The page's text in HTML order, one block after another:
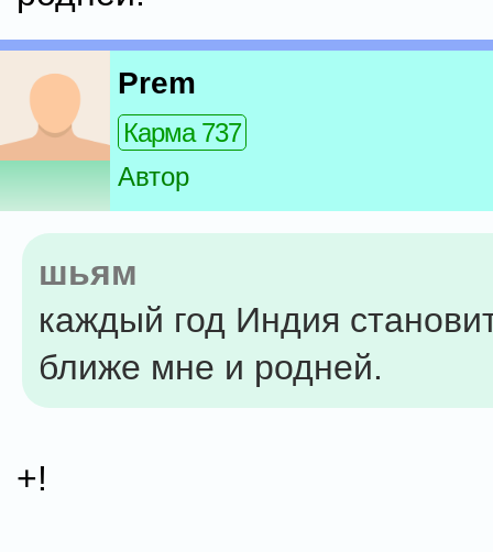
Prem
Карма 737
Автор
шьям
каждый год Индия
ближе мне и родней.
+!